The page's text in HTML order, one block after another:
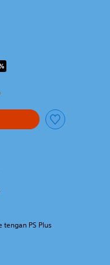
de US$19.99
PS Plus